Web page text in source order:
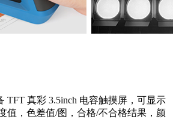
TFT 真彩 3.5inch 电容触摸屏，可显示
值，色差值/图，合格/不合格结果，颜